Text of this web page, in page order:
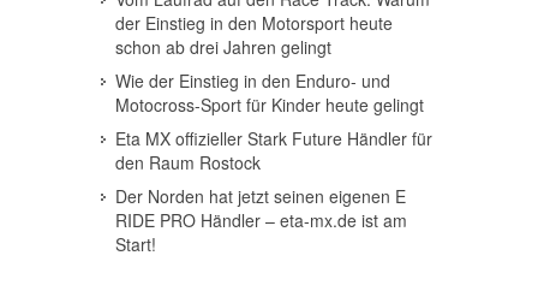
der Einstieg in den Motorsport heute
schon ab drei Jahren gelingt
Wie der Einstieg in den Enduro- und
Motocross-Sport für Kinder heute gelingt
Eta MX offizieller Stark Future Händler für
den Raum Rostock
Der Norden hat jetzt seinen eigenen E
RIDE PRO Händler – eta-mx.de ist am
Start!